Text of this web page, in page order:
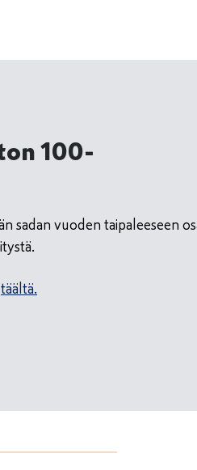
100-
sadan vuoden taipaleeseen
täältä.